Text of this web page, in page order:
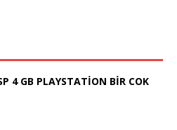
4 GB PLAYSTATİON BİR COK